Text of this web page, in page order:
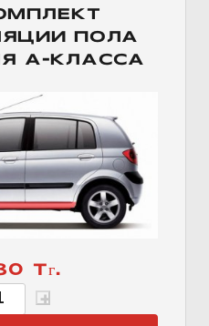
ПОЛА
А-КЛАССА
Тг.